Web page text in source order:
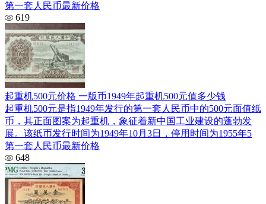
第一套人民币最新价格
619
起重机500元价格 一版币1949年起重机500元值多少钱
起重机500元是指1949年发行的第一套人民币中的500元面值纸
币，其正面图案为起重机，象征着新中国工业建设的蓬勃发
展。该纸币发行时间为1949年10月3日，停用时间为1955年5
第一套人民币最新价格
648